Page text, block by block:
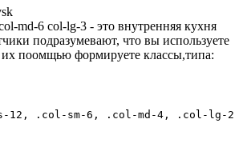
md-6 col-lg-3 - это внутренняя кухня
подразумевают, что вы используете
поомщью формируете классы,типа:
12, .col-sm-6, .col-md-4, .col-lg-2